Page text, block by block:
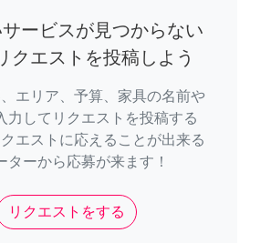
ービスが見つからない
クエストを投稿しよう
エリア、予算、家具の名前や
力してリクエストを投稿する
エストに応えることが出来る
ターから応募が来ます！
リクエストをする